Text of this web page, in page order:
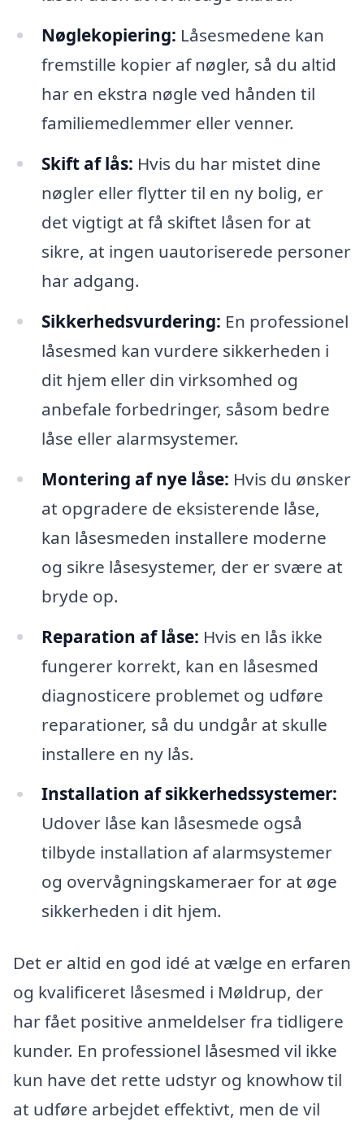
Nøglekopiering: Låsesmedene kan
fremstille kopier af nøgler, så du altid
har en ekstra nøgle ved hånden til
familiemedlemmer eller venner.
Skift af lås: Hvis du har mistet dine
nøgler eller flytter til en ny bolig, er
det vigtigt at få skiftet låsen for at
sikre, at ingen uautoriserede personer
har adgang.
Sikkerhedsvurdering: En professionel
låsesmed kan vurdere sikkerheden i
dit hjem eller din virksomhed og
anbefale forbedringer, såsom bedre
låse eller alarmsystemer.
Montering af nye låse: Hvis du ønsker
at opgradere de eksisterende låse,
kan låsesmeden installere moderne
og sikre låsesystemer, der er svære at
bryde op.
Reparation af låse: Hvis en lås ikke
fungerer korrekt, kan en låsesmed
diagnosticere problemet og udføre
reparationer, så du undgår at skulle
installere en ny lås.
Installation af sikkerhedssystemer:
Udover låse kan låsesmede også
tilbyde installation af alarmsystemer
og overvågningskameraer for at øge
sikkerheden i dit hjem.
Det er altid en god idé at vælge en erfaren
og kvalificeret låsesmed i Møldrup, der
har fået positive anmeldelser fra tidligere
kunder. En professionel låsesmed vil ikke
kun have det rette udstyr og knowhow til
at udføre arbejdet effektivt, men de vil